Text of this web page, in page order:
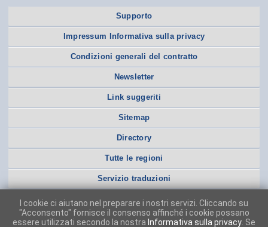
Supporto
Impressum Informativa sulla privacy
Condizioni generali del contratto
Newsletter
Link suggeriti
Sitemap
Directory
Tutte le regioni
Servizio traduzioni
I cookie ci aiutano nel preparare i nostri servizi. Cliccando su
"Acconsento" fornisce il consenso affinché i cookie possano
essere utilizzati secondo la nostra Informativa sulla privacy . Se